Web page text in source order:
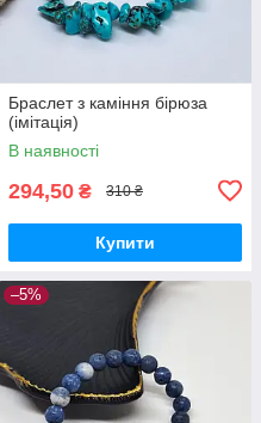
Браслет з каміння бірюза
(імітація)
В наявності
294,50 ₴ 310 ₴
Купити
–5%